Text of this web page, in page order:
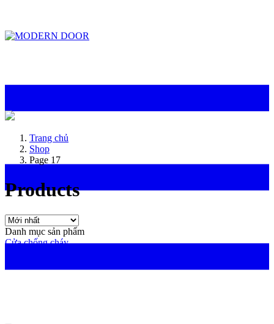
Trang chủ
Shop
Page 17
Products
Danh mục sản phẩm
Cửa chống cháy